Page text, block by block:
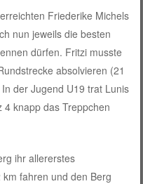
Friederike Michels
nun jeweils die besten
dürfen. Fritzi musste
absolvieren (21
der Jugend U19 trat Lunis
knapp das Treppchen
ihr allererstes
fahren und den Berg